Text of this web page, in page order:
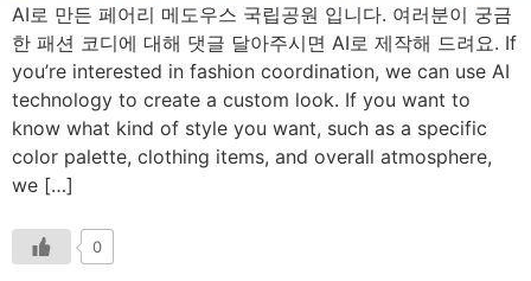
AI로 만든 페어리 메도우스 국립공원 입니다. 여러분이 궁금
한 패션 코디에 대해 댓글 달아주시면 AI로 제작해 드려요. If
you’re interested in fashion coordination, we can use AI
technology to create a custom look. If you want to
know what kind of style you want, such as a specific
color palette, clothing items, and overall atmosphere,
we […]
0